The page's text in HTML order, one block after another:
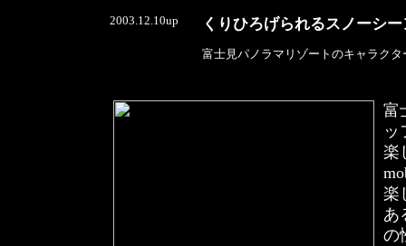
2003.12.10up くりひろげられるスノーシ
富士見パノラマリゾートのキャラク
富
ッ
楽
楽
あ
の